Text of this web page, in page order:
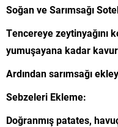
Soğan ve Sarımsağı
Tencereye zeytinyağını
yumuşayana kadar
Ardından sarımsağı
Sebzeleri Ekleme:
Doğranmış patates,